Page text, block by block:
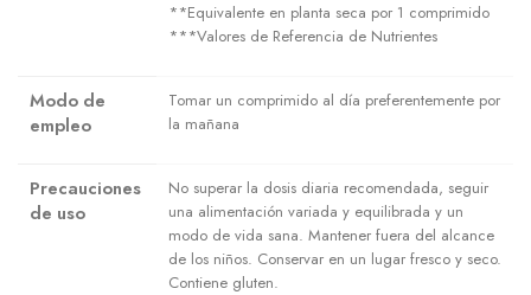
**Equivalente en planta seca por 1 comprimido
***Valores de Referencia de Nutrientes
Modo de
empleo
Tomar un comprimido al día preferentemente por
la mañana
Precauciones
de uso
No superar la dosis diaria recomendada, seguir
una alimentación variada y equilibrada y un
modo de vida sana. Mantener fuera del alcance
de los niños. Conservar en un lugar fresco y seco.
Contiene gluten.